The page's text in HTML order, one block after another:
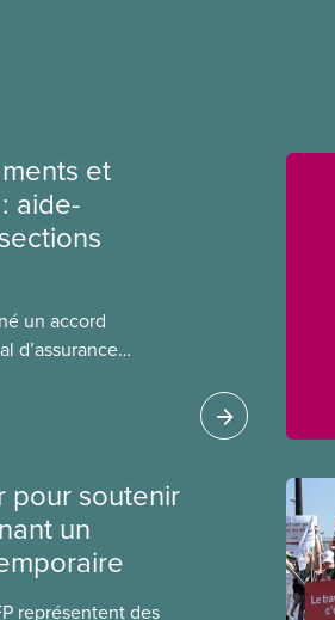
et
aide-
un accord
d’assurance
pour soutenir
un
représentent des